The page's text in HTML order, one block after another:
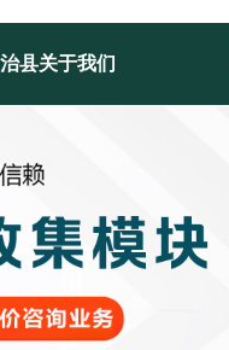
县关于我们